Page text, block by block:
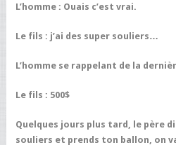
L’homme : Ouais c’est vrai.
Le fils : j’ai des super souliers…
L’homme se rappelant de la
Le fils : 500$
Quelques jours plus tard, le père
souliers et prends ton ballon, on